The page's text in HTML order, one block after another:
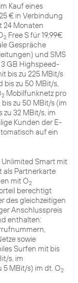
Kauf eines
€ in Verbindung
24 Monaten
2 Free S für 19,99€
Gespräche
und SMS
GB Highspeed-
bis zu 225 MBit/s
bis zu 50 MBit/s,
2 Mobilfunknetz pro
zu 50 MBit/s (im
zu 32 MBit/s, im
Kunden der E-
auf ein
Unlimited Smart mit
als Partnerkarte
mit O2
berechtigt
des gleichzeitigen
Anschlusspreis
enthalten:
sowie
Surfen mit bis
s, im
5 MBit/s) im dt. O2